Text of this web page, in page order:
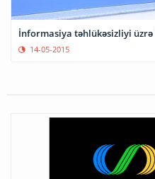
14-05-2015